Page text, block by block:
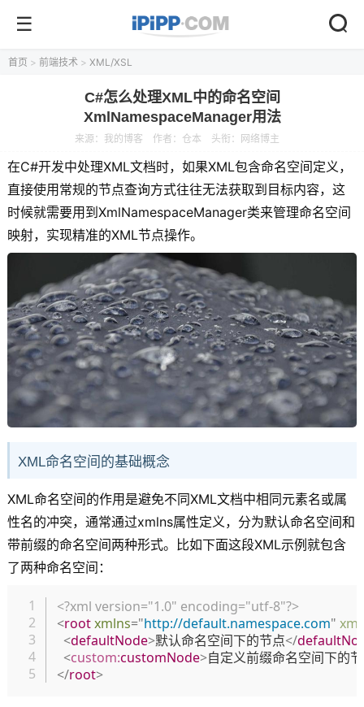
首页 > 前端技术 > XML/XSL
C#怎么处理XML中的命名空间
XmlNamespaceManager用法
来源： 我的博客 作者：仓本 头衔：网络博主
在C#开发中处理XML文档时，如果XML包含命名空间定义，
直接使用常规的节点查询方式往往无法获取到目标内容，这
时候就需要用到XmlNamespaceManager类来管理命名空间
映射，实现精准的XML节点操作。
XML命名空间的基础概念
XML命名空间的作用是避免不同XML文档中相同元素名或属
性名的冲突，通常通过xmlns属性定义，分为默认命名空间和
带前缀的命名空间两种形式。比如下面这段XML示例就包含
了两种命名空间：
<?xml version="1.0" encoding="utf-8"?>
<rootxmlns="http://default.namespace.com"
<defaultNode>默认命名空间下的节点</
<custom:customNode>自定义前缀命名空间下的
</root>